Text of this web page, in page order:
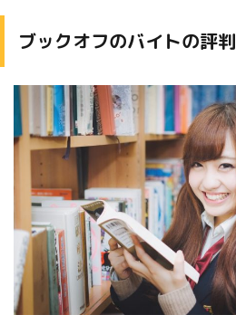
ブックオフのバイトの評判